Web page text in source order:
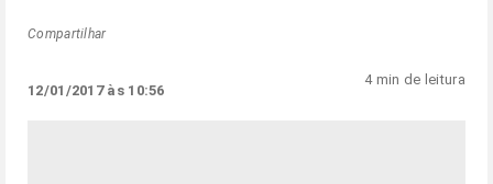
Compartilhar
12/01/2017 às 10:56
4 min de leitura